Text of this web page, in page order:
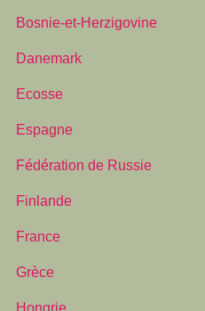
Bosnie-et-Herzigovine
Danemark
Ecosse
Espagne
Fédération de Russie
Finlande
France
Grèce